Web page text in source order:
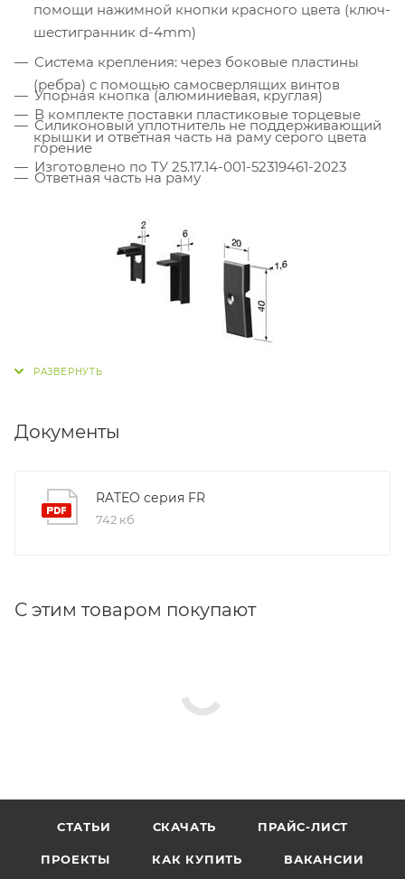
помощи нажимной кнопки красного цвета (ключ-
шестигранник d-4mm)
Система крепления: через боковые пластины
(ребра) с помощью самосверлящих винтов
В комплекте поставки пластиковые торцевые
крышки и ответная часть на раму серого цвета
Изготовлено по ТУ 25.17.14-001-52319461-2023
Упорная кнопка (алюминиевая, круглая)
Силиконовый уплотнитель не поддерживающий
горение
Ответная часть на раму
Документы
RATEO серия FR
742 кб
С этим товаром покупают
СТАТЬИ СКАЧАТЬ ПРАЙС-ЛИСТ
ПРОЕКТЫ КАК КУПИТЬ ВАКАНСИИ